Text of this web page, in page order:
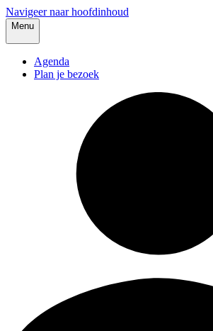
Navigeer naar hoofdinhoud
Menu
Agenda
Plan je bezoek